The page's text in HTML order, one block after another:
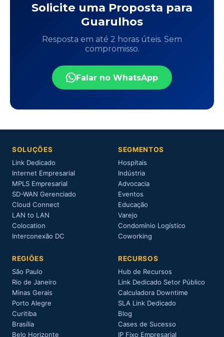
Solicite uma Proposta para
Guarulhos
Resposta em até 2 horas úteis. Sem
compromisso.
Falar no WhatsApp
SOLUÇÕES
Link Dedicado
Internet Empresarial
MPLS Empresarial
SD-WAN Gerenciado
Cloud Connect
LAN to LAN
Colocation
Interconexão DC
SEGMENTOS
Hospitais
Indústria
Advocacia
Eventos
Educação
Varejo
Condomínio Logístico
Coworking
REGIÕES
São Paulo
Rio de Janeiro
Minas Gerais
Porto Alegre
Curitiba
Brasília
Belo Horizonte
RECURSOS
Hub de Recursos
Link Dedicado Setor Público
Calculadora Downtime
SLA Link Dedicado
Blog
Cases de Sucesso
IP Fixo Empresarial